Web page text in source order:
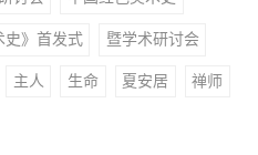
史》首发式 暨学术研讨会
主人 生命 夏安居 禅师